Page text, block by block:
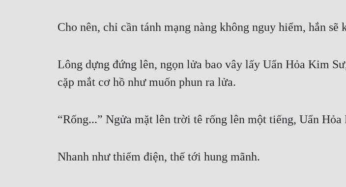
Cho nên, chỉ cần tánh mạng nàng không nguy hiểm, hắn sẽ
Lông dựng đứng lên, ngọn lửa bao vây lấy Uẩn Hỏa Kim
cặp mắt cơ hồ như muốn phun ra lửa.
“Rống...” Ngửa mặt lên trời tê rống lên một tiếng, Uẩn
Nhanh như thiểm điện, thế tới hung mãnh.